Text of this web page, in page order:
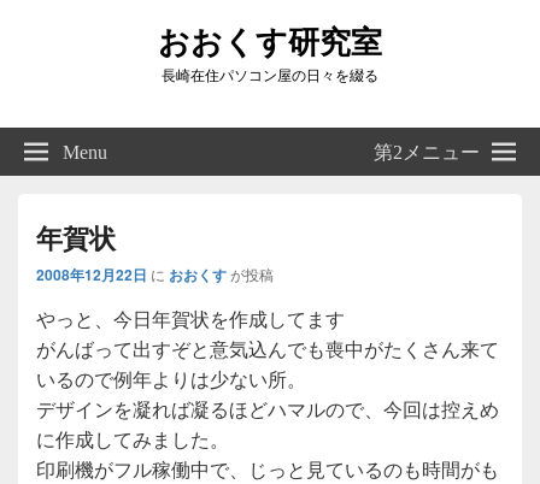
おおくす研究室
長崎在住パソコン屋の日々を綴る
Right
Sidebar
Widget
Menu 第2メニュー
年賀状
2008年12月22日 に おおくすが投稿
やっと、今日年賀状を作成してます
がんばって出すぞと意気込んでも喪中がたくさん来て
いるので例年よりは少ない所。
デザインを凝れば凝るほどハマルので、今回は控えめ
に作成してみました。
印刷機がフル稼働中で、じっと見ているのも時間がも